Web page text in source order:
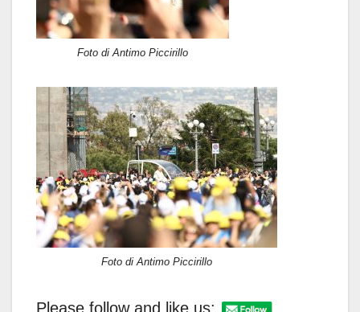
Foto di Antimo Piccirillo
Foto di Antimo Piccirillo
Please follow and like us: